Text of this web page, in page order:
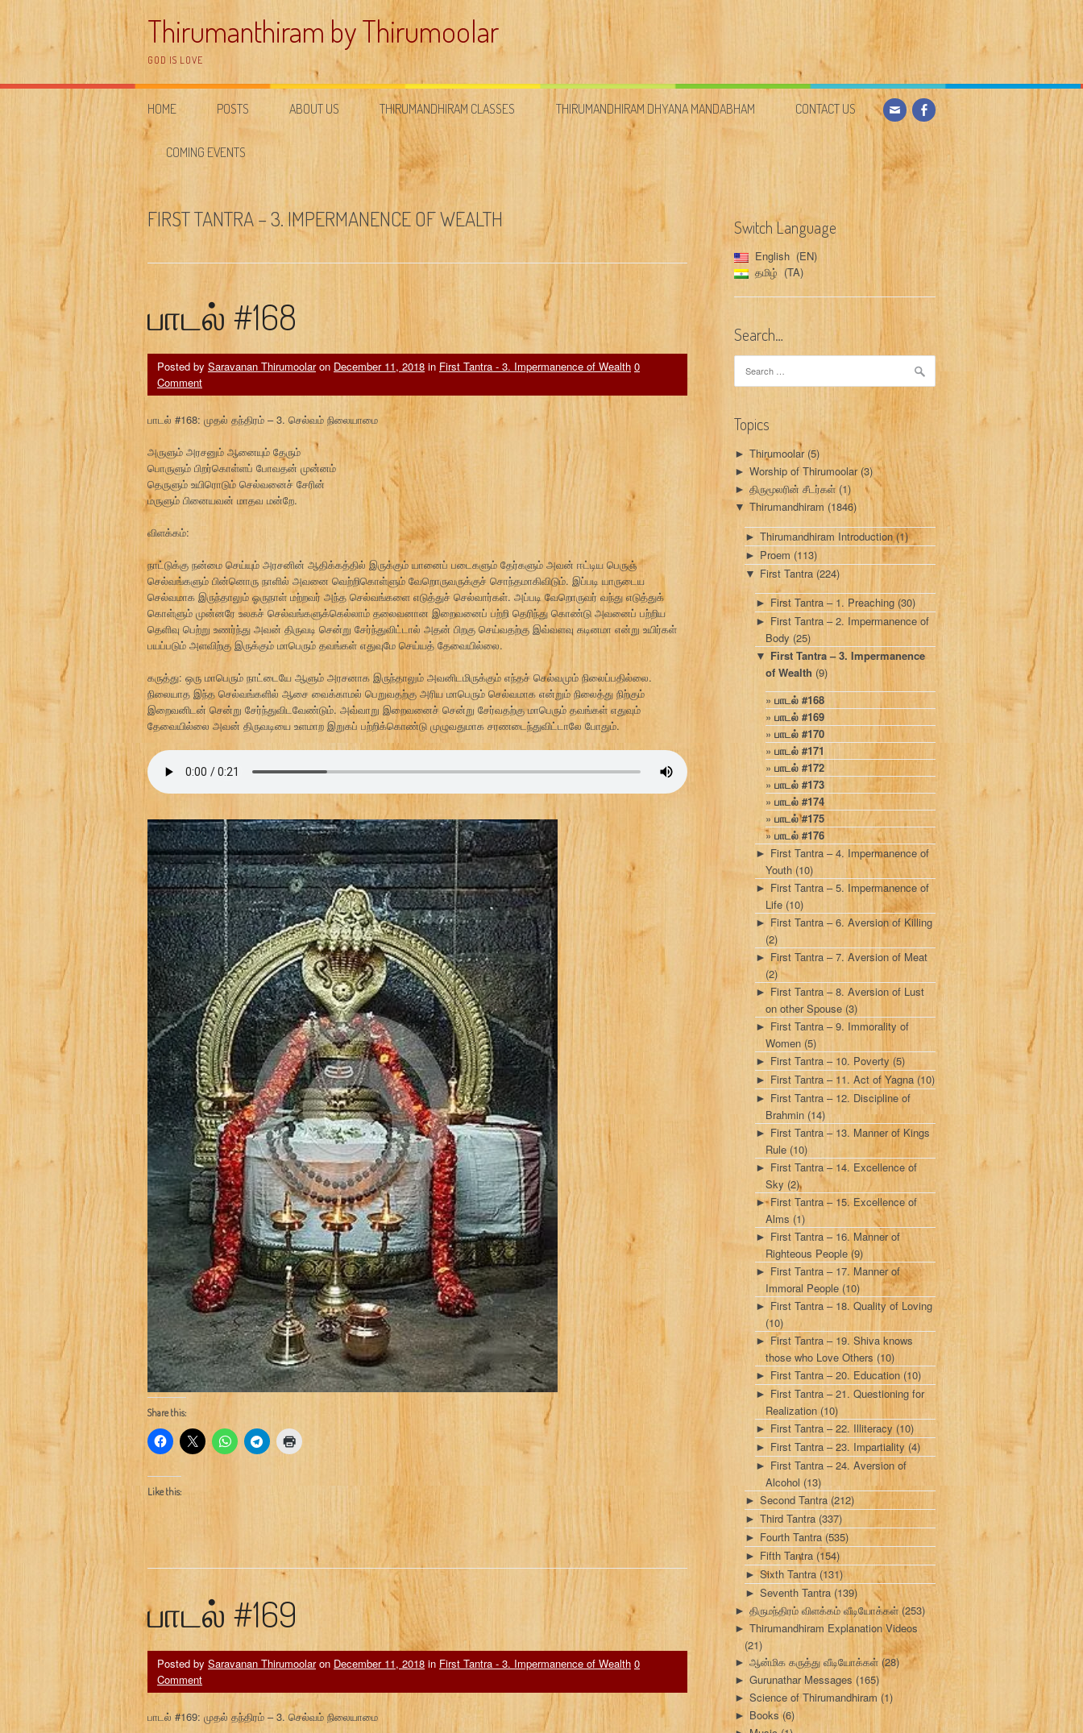
Thirumanthiram by Thirumoolar
GOD IS LOVE
HOME POSTS ABOUT US THIRUMANDHIRAM CLASSES THIRUMANDHIRAM DHYANA MANDABHAM CONTACT US
COMING EVENTS
FIRST TANTRA – 3. IMPERMANENCE OF WEALTH
பாடல் #168
Posted by Saravanan Thirumoolaron December 11, 2018 in First Tantra - 3. Impermanence of Wealth 0
Comment
பாடல் #168: முதல் தந்திரம் – 3. செல்வம் நிலையாமை
அருளும் அரசனும் ஆனையும் தேரும்
பொருளும் பிறர்கொள்ளப் போவதன் முன்னம்
தெருளும் உயிரொடும் செல்வனைச் சேரின்
மருளும் பினையவன் மாதவ மன்றே.
விளக்கம்:
நாட்டுக்கு நன்மை செய்யும் அரசனின் ஆதிக்கத்தில் இருக்கும் யானைப் படைகளும் தேர்களும் அவன் ஈட்டிய பெருஞ்
செல்வங்களும் பின்னொரு நாளில் அவனை வெற்றிகொள்ளும் வேறொருவருக்குச் சொந்தமாகிவிடும். இப்படி யாருடைய
செல்வமாக இருந்தாலும் ஓருநாள் மற்றவர் அந்த செல்வங்களை எடுத்துச் செல்வார்கள். அப்படி வேறொருவர் வந்து எடுத்துக்
கொள்ளும் முன்னரே உலகச் செல்வங்களுக்கெல்லாம் தலைவனான இறைவனைப் பற்றி தெரிந்து கொண்டு அவனைப் பற்றிய
தெளிவு பெற்று உணர்ந்து அவன் திருவடி சென்று சேர்ந்துவிட்டால் அதன் பிறகு செய்வதற்கு இவ்வளவு கடினமா என்று உயிர்கள்
பயப்படும் அளவிற்கு இருக்கும் மாபெரும் தவங்கள் எதுவுமே செய்யத் தேவையில்லை.
கருத்து: ஒரு மாபெரும் நாட்டையே ஆளும் அரசனாக இருந்தாலும் அவனிடமிருக்கும் எந்தச் செல்வமும் நிலைப்பதில்லை.
நிலையாத இந்த செல்வங்களில் ஆசை வைக்காமல் பெறுவதற்கு அரிய மாபெரும் செல்வமாக என்றும் நிலைத்து நிற்கும்
இறைவனிடன் சென்று சேர்ந்துவிடவேண்டும். அவ்வாறு இறைவனைச் சென்று சேர்வதற்கு மாபெரும் தவங்கள் எதுவும்
தேவையில்லை அவன் திருவடியை உளமாற இறுகப் பற்றிக்கொண்டு முழுவதுமாக சரணடைந்துவிட்டாலே போதும்.
Share this:
Like this:
பாடல் #169
Posted by Saravanan Thirumoolaron December 11, 2018 in First Tantra - 3. Impermanence of Wealth 0
Comment
பாடல் #169: முதல் தந்திரம் – 3. செல்வம் நிலையாமை
Switch Language
English
EN
தமிழ்
TA
Search…
for:
Topics
► Thirumoolar(5)
► Worship of Thirumoolar(3)
► திருமூலரின் சீடர்கள் (1)
▼ Thirumandhiram (1846)
► Thirumandhiram Introduction(1)
► Proem (113)
▼ First Tantra (224)
► First Tantra – 1. Preaching (30)
► First Tantra – 2. Impermanence of
Body (25)
▼ First Tantra – 3. Impermanence
of Wealth (9)
பாடல் #168
பாடல் #169
பாடல் #170
பாடல் #171
பாடல் #172
பாடல் #173
பாடல் #174
பாடல் #175
பாடல் #176
► First Tantra – 4. Impermanence of
Youth (10)
► First Tantra – 5. Impermanence of
Life (10)
► First Tantra – 6. Aversion of Killing
(2)
► First Tantra – 7. Aversion of Meat
(2)
► First Tantra – 8. Aversion of Lust
on other Spouse (3)
► First Tantra – 9. Immorality of
Women (5)
► First Tantra – 10. Poverty (5)
► First Tantra – 11. Act of Yagna (10)
► First Tantra – 12. Discipline of
Brahmin (14)
► First Tantra – 13. Manner of Kings
Rule (10)
► First Tantra – 14. Excellence of
Sky (2)
► First Tantra – 15. Excellence of
Alms (1)
► First Tantra – 16. Manner of
Righteous People (9)
► First Tantra – 17. Manner of
Immoral People (10)
► First Tantra – 18. Quality of Loving
(10)
► First Tantra – 19. Shiva knows
those who Love Others (10)
► First Tantra – 20. Education (10)
► First Tantra – 21. Questioning for
Realization (10)
► First Tantra – 22. Illiteracy (10)
► First Tantra – 23. Impartiality (4)
► First Tantra – 24. Aversion of
Alcohol (13)
► Second Tantra (212)
► Third Tantra (337)
► Fourth Tantra (535)
► Fifth Tantra (154)
► Sixth Tantra (131)
► Seventh Tantra (139)
► திருமந்திரம் விளக்கம் வீடியோக்கள் (253)
► Thirumandhiram Explanation Videos
(21)
► ஆன்மிக கருத்து வீடியோக்கள் (28)
► Gurunathar Messages (165)
► Science of Thirumandhiram (1)
► Books(6)